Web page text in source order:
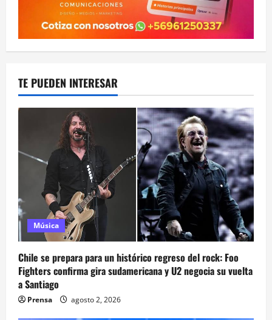
TE PUEDEN INTERESAR
Música
Chile se prepara para un histórico regreso del rock: Foo
Fighters confirma gira sudamericana y U2 negocia su vuelta
a Santiago
Prensa agosto 2, 2026